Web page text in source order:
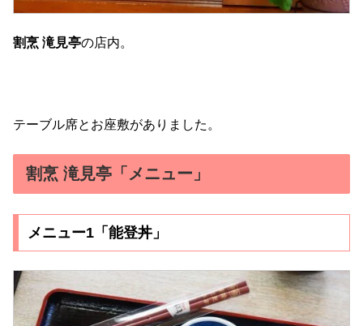
割烹 滝見亭の店内。
テーブル席とお座敷がありました。
割烹 滝見亭「メニュー」
メニュー1「能登丼」